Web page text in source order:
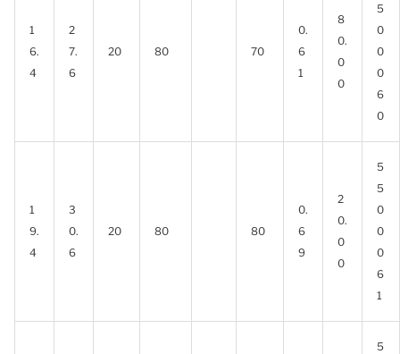
1
6.
4
2
7.
6
20 80 70
0.
6
1
8
0.
0
0
5
0
0
0
6
0
1
9.
4
3
0.
6
20 80 80
0.
6
9
2
0.
0
0
5
5
0
0
0
6
1
5